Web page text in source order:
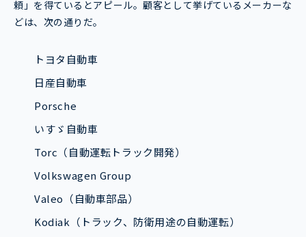
頼」を得ているとアピール。顧客として挙げているメーカーな
どは、次の通りだ。
トヨタ自動車
日産自動車
Porsche
いすゞ自動車
Torc（自動運転トラック開発）
Volkswagen Group
Valeo（自動車部品）
Kodiak（トラック、防衛用途の自動運転）